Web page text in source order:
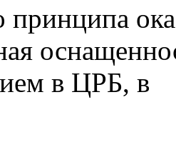
принципа
в ЦРБ, в